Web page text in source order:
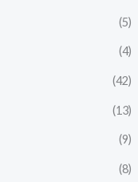
(5)
(4)
(42)
(13)
(9)
(8)